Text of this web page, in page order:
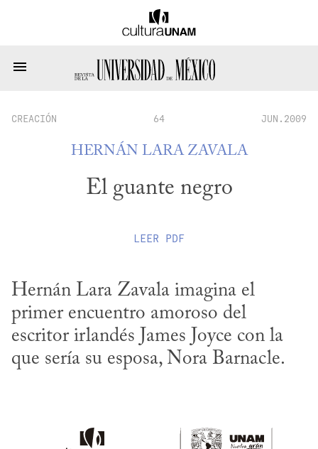
CREACIÓN 64 JUN.2009
HERNÁN LARA ZAVALA
El guante negro
LEER PDF
Hernán Lara Zavala imagina el
primer encuentro amoroso del
escritor irlandés James Joyce con la
que sería su esposa, Nora Barnacle.